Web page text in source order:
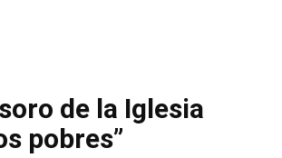
de la Iglesia
pobres”